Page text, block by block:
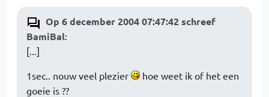
Op 6 december 2004 07:47:42 schreef
BamiBal:
[...]
1sec.. nouw veel plezier
hoe weet ik of het een
goeie is ??